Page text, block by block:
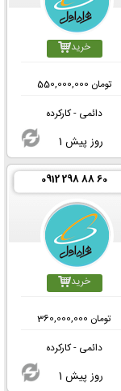
خرید
550,000,000 تومان
دائمی - کارکرده
1 روز پیش
0912 298 88 60
خرید
360,000,000 تومان
دائمی - کارکرده
1 روز پیش